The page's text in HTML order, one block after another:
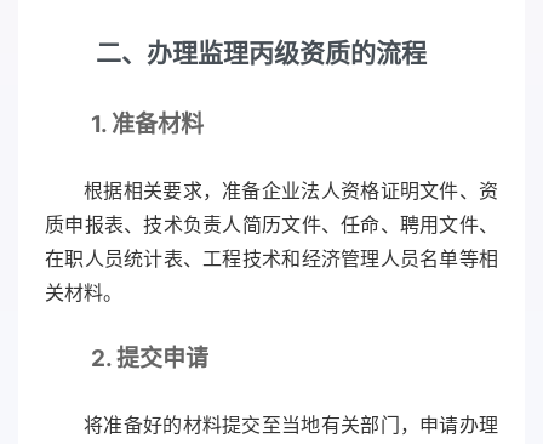
二、办理监理丙级资质的流程
1. 准备材料
根据相关要求，准备企业法人资格证明文件、资
质申报表、技术负责人简历文件、任命、聘用文件、
在职人员统计表、工程技术和经济管理人员名单等相
关材料。
2. 提交申请
将准备好的材料提交至当地有关部门，申请办理